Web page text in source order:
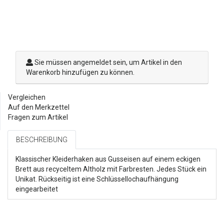
Sie müssen angemeldet sein, um Artikel in den
Warenkorb hinzufügen zu können.
Vergleichen
Auf den Merkzettel
Fragen zum Artikel
BESCHREIBUNG
Klassischer Kleiderhaken aus Gusseisen auf einem eckigen
Brett aus recyceltem Altholz mit Farbresten. Jedes Stück ein
Unikat. Rückseitig ist eine Schlüssellochaufhängung
eingearbeitet